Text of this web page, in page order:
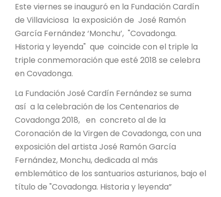
Este viernes se inauguró en la Fundación Cardín
de Villaviciosa la exposición de José Ramón
García Fernández ‘Monchu’, "Covadonga.
Historia y leyenda" que coincide con el triple la
triple conmemoración que esté 2018 se celebra
en Covadonga.
La Fundación José Cardín Fernández se suma
así a la celebración de los Centenarios de
Covadonga 2018, en concreto al de la
Coronación de la Virgen de Covadonga, con una
exposición del artista José Ramón García
Fernández, Monchu, dedicada al más
emblemático de los santuarios asturianos, bajo el
título de "Covadonga. Historia y leyenda”